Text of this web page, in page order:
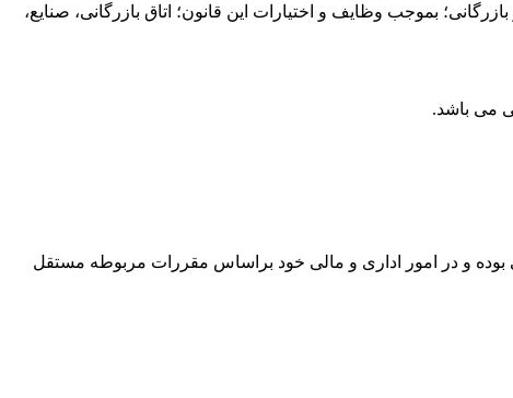
بموجب وظایف و اختیارات این قانون؛ اتاق بازرگانی، صنایع،
می باشد.
و در امور اداری و مالی خود براساس مقررات مربوطه مستقل